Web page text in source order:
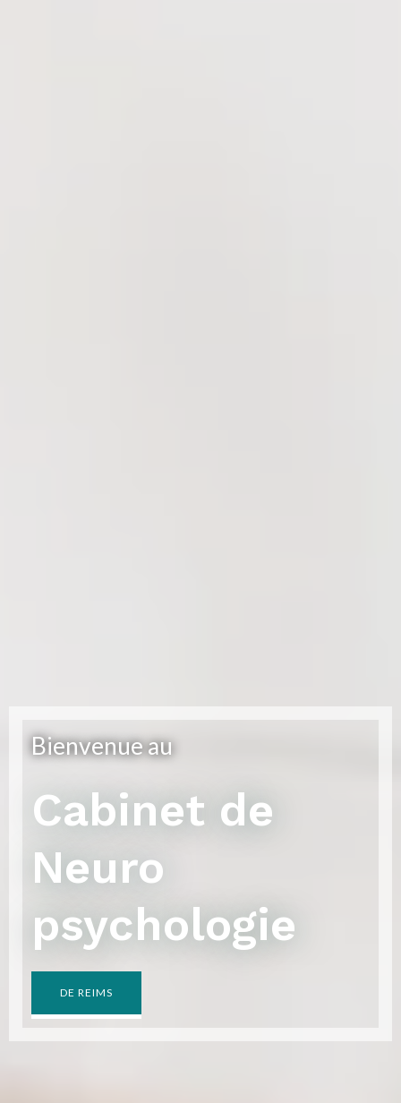
Bienvenue au
Cabinet de
Neuro
psychologie
DE REIMS